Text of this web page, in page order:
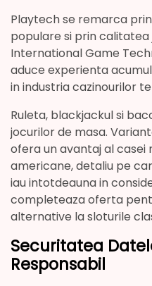
Playtech se remarca
populare si prin
International Game
aduce experienta
in industria cazinourilor
Ruleta, blackjackul si
jocurilor de masa.
ofera un avantaj al casei
americane, detaliu pe
iau intotdeauna in
completeaza oferta
alternative la sloturile
Securitatea
Responsabil